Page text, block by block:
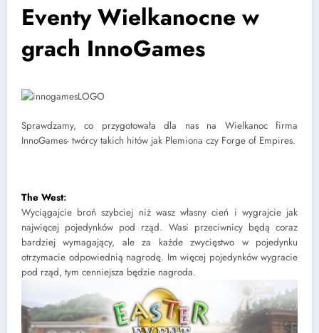
Eventy Wielkanocne w
grach InnoGames
Sprawdzamy, co przygotowała dla nas na Wielkanoc firma
InnoGames- twórcy takich hitów jak Plemiona czy Forge of Empires.
The West:
Wyciągajcie broń szybciej niż wasz własny cień i wygrajcie jak
najwięcej pojedynków pod rząd. Wasi przeciwnicy będą coraz
bardziej wymagający, ale za każde zwycięstwo w pojedynku
otrzymacie odpowiednią nagrodę. Im więcej pojedynków wygracie
pod rząd, tym cenniejsza będzie nagroda.